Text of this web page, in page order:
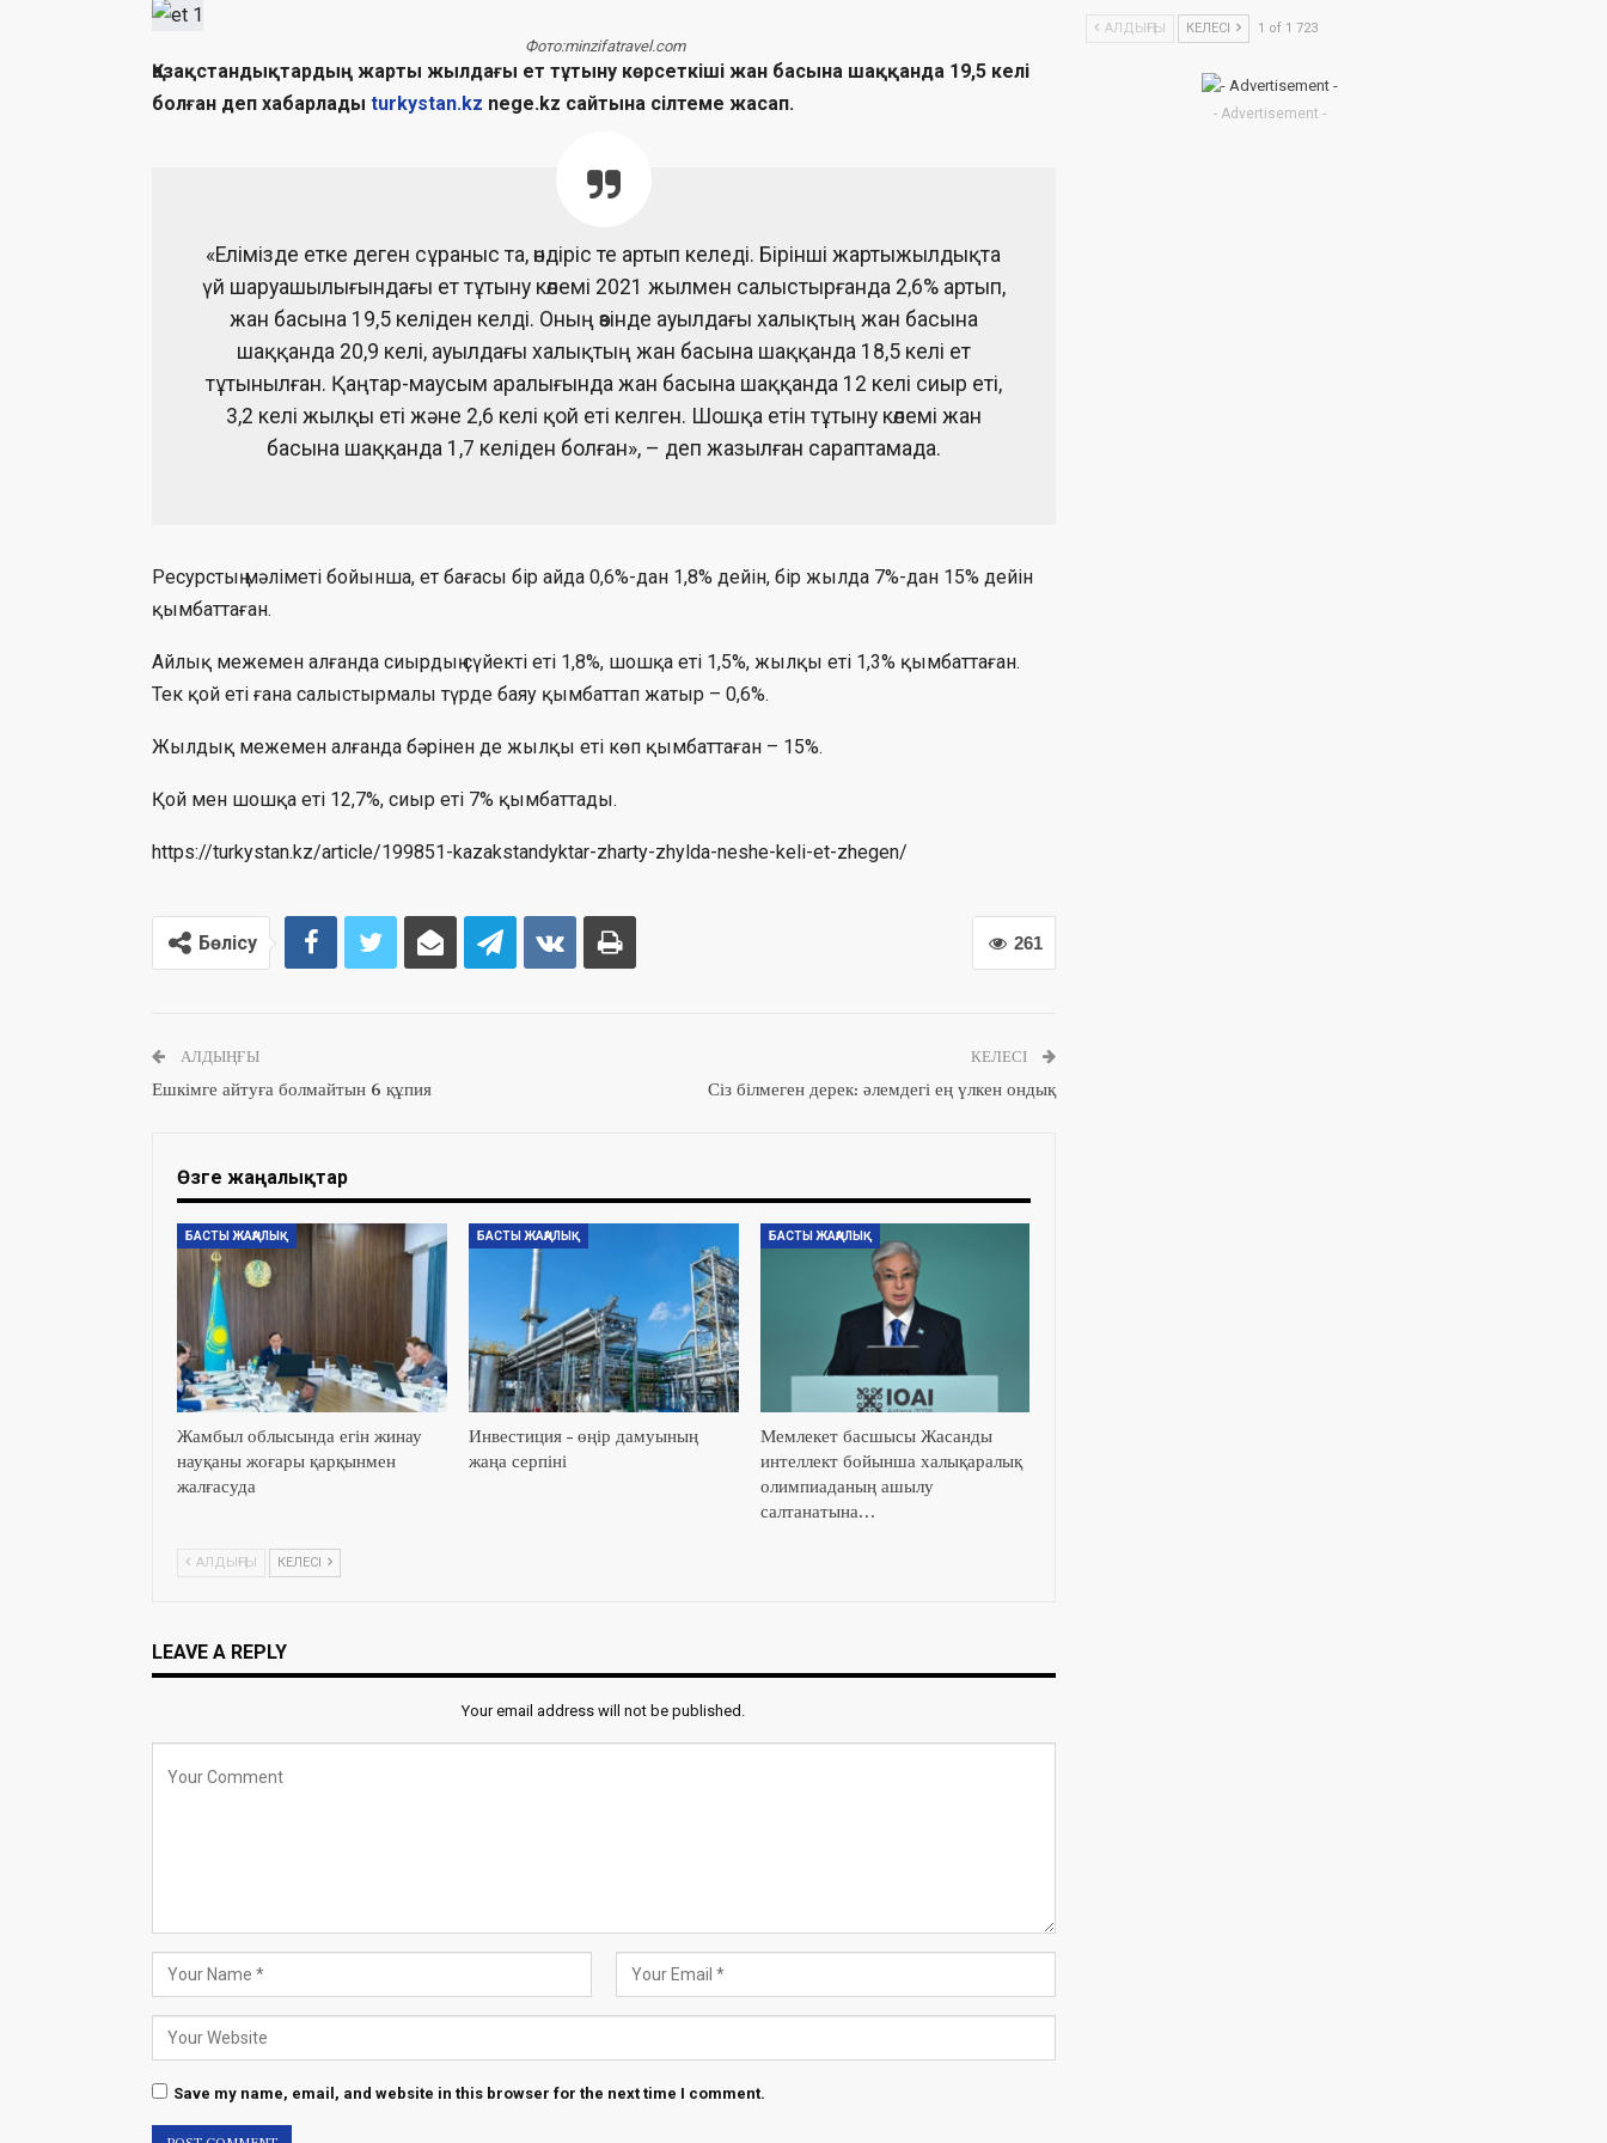
Фото:minzifatravel.com
Қазақстандықтардың жарты жылдағы ет тұтыну көрсеткіші жан басына шаққанда 19,5 келі
болған деп хабарлады turkystan.kz nege.kz сайтына сілтеме жасап.
«Елімізде етке деген сұраныс та, өндіріс те артып келеді. Бірінші жартыжылдықта
үй шаруашылығындағы ет тұтыну көлемі 2021 жылмен салыстырғанда 2,6% артып,
жан басына 19,5 келіден келді. Оның өзінде ауылдағы халықтың жан басына
шаққанда 20,9 келі, ауылдағы халықтың жан басына шаққанда 18,5 келі ет
тұтынылған. Қаңтар-маусым аралығында жан басына шаққанда 12 келі сиыр еті,
3,2 келі жылқы еті және 2,6 келі қой еті келген. Шошқа етін тұтыну көлемі жан
басына шаққанда 1,7 келіден болған», – деп жазылған сараптамада.
Ресурстың мәліметі бойынша, ет бағасы бір айда 0,6%-дан 1,8% дейін, бір жылда 7%-дан 15% дейін
қымбаттаған.
Айлық межемен алғанда сиырдың сүйекті еті 1,8%, шошқа еті 1,5%, жылқы еті 1,3% қымбаттаған.
Тек қой еті ғана салыстырмалы түрде баяу қымбаттап жатыр – 0,6%.
Жылдық межемен алғанда бәрінен де жылқы еті көп қымбаттаған – 15%.
Қой мен шошқа еті 12,7%, сиыр еті 7% қымбаттады.
https://turkystan.kz/article/199851-kazakstandyktar-zharty-zhylda-neshe-keli-et-zhegen/
261
Бөлісу
АЛДЫҢҒЫ
Ешкімге айтуға болмайтын 6 құпия
КЕЛЕСІ
Сіз білмеген дерек: әлемдегі ең үлкен ондық
Өзге жаңалықтар
БАСТЫ ЖАҢАЛЫҚ
Жамбыл облысында егін жинау
науқаны жоғары қарқынмен
жалғасуда
БАСТЫ ЖАҢАЛЫҚ
Инвестиция – өңір дамуының
жаңа серпіні
БАСТЫ ЖАҢАЛЫҚ
Мемлекет басшысы Жасанды
интеллект бойынша халықаралық
олимпиаданың ашылу
салтанатына…
АЛДЫҢҒЫ КЕЛЕСІ
LEAVE A REPLY
Your email address will not be published.
Save my name, email, and website in this browser for the next time I comment.
АЛДЫҢҒЫ КЕЛЕСІ 1 of 1 723
- Advertisement -